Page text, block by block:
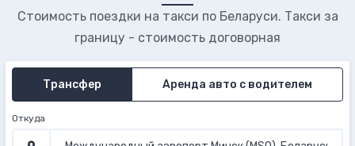
Стоимость поездки на такси по Беларуси. Такси за
границу - стоимость договорная
Трансфер Аренда авто с водителем
Откуда